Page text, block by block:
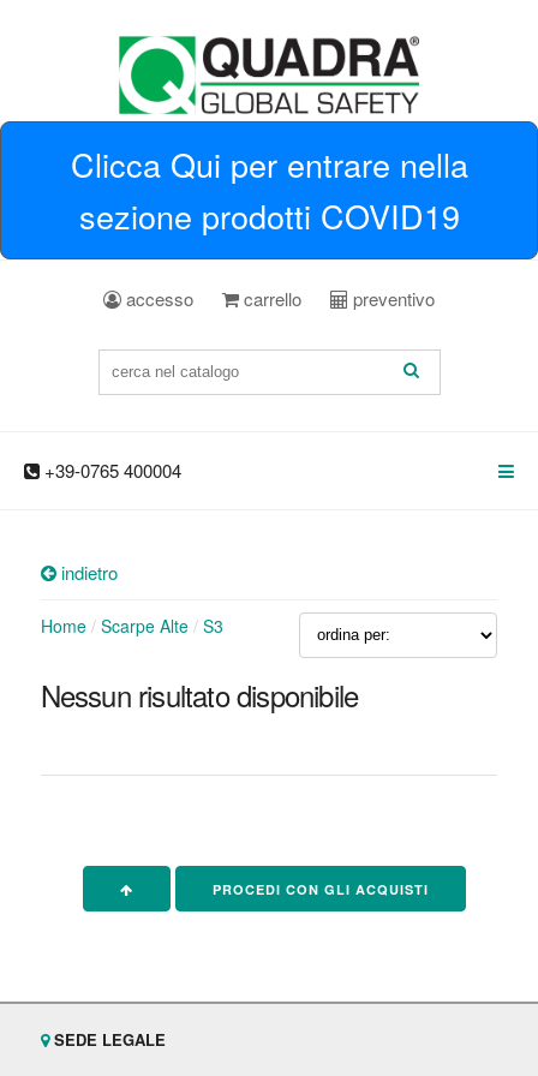
Clicca Qui per entrare nella
sezione prodotti COVID19
accesso carrello preventivo
+39-0765 400004
indietro
Home/ Scarpe Alte/ S3
Nessun risultato disponibile
PROCEDI CON GLI ACQUISTI
SEDE LEGALE